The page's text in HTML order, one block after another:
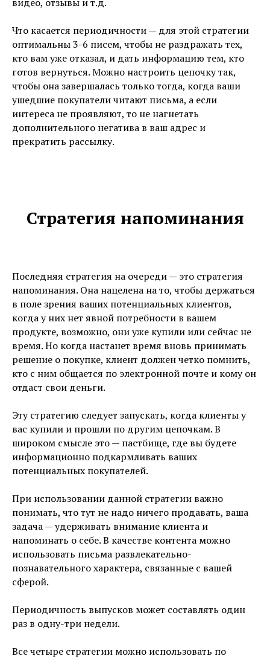
Что касается периодичности — для этой стратегии
оптимальны 3-6 писем, чтобы не раздражать тех,
кто вам уже отказал, и дать информацию тем, кто
готов вернуться. Можно настроить цепочку так,
чтобы она завершалась только тогда, когда ваши
ушедшие покупатели читают письма, а если
интереса не проявляют, то не нагнетать
дополнительного негатива в ваш адрес и
прекратить рассылку.
Стратегия напоминания
Последняя стратегия на очереди — это стратегия
напоминания. Она нацелена на то, чтобы держаться
в поле зрения ваших потенциальных клиентов,
когда у них нет явной потребности в вашем
продукте, возможно, они уже купили или сейчас не
время. Но когда настанет время вновь принимать
решение о покупке, клиент должен четко помнить,
кто с ним общается по электронной почте и кому он
отдаст свои деньги.
Эту стратегию следует запускать, когда клиенты у
вас купили и прошли по другим цепочкам. В
широком смысле это — пастбище, где вы будете
информационно подкармливать ваших
потенциальных покупателей.
При использовании данной стратегии важно
понимать, что тут не надо ничего продавать, ваша
задача — удерживать внимание клиента и
напоминать о себе. В качестве контента можно
использовать письма развлекательно-
познавательного характера, связанные с вашей
сферой.
Периодичность выпусков может составлять один
раз в одну-три недели.
Все четыре стратегии можно использовать по